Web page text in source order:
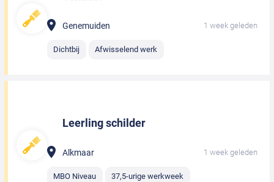
Genemuiden 1 week geleden
Dichtbij Afwisselend werk
Leerling schilder
Alkmaar 1 week geleden
MBO Niveau 37,5-urige werkweek